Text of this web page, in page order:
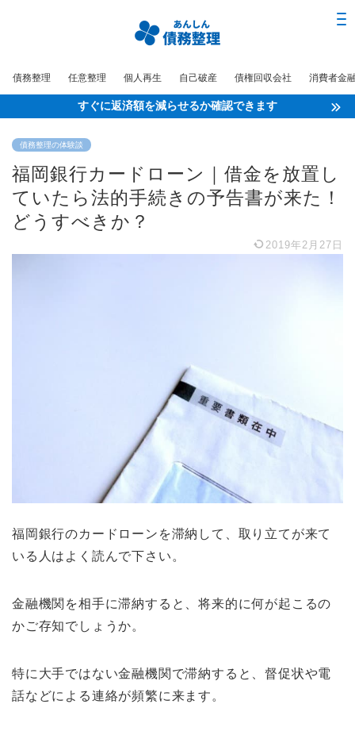
債務整理 任意整理 個人再生 自己破産 債権回収会社 消費者金
すぐに返済額を減らせるか確認できます
債務整理の体験談
福岡銀行カードローン｜借金を放置し
ていたら法的手続きの予告書が来た！
どうすべきか？
2019年2月27日
福岡銀行のカードローンを滞納して、取り立てが来て
いる人はよく読んで下さい。
金融機関を相手に滞納すると、将来的に何が起こるの
かご存知でしょうか。
特に大手ではない金融機関で滞納すると、督促状や電
話などによる連絡が頻繁に来ます。